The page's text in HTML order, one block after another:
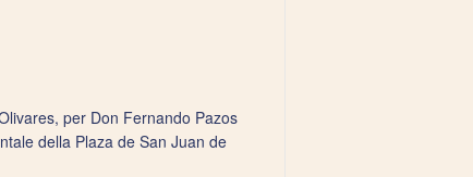
per Don Fernando Pazos
della Plaza de San Juan de